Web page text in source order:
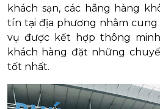
khách sạn, các hãng hàng
tín tại địa phương nhằm cung
vụ được kết hợp thông
khách hàng đặt những
tốt nhất.